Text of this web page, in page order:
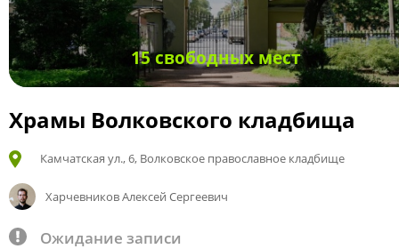
15 свободных мест
Храмы Волковского кладбища
Камчатская ул., 6, Волковское православное кладбище
Харчевников Алексей Сергеевич
Ожидание записи